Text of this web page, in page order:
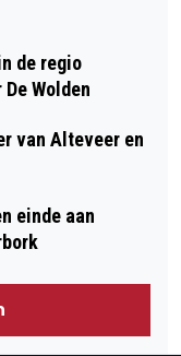
de regio
Wolden
van Alteveer en
einde aan